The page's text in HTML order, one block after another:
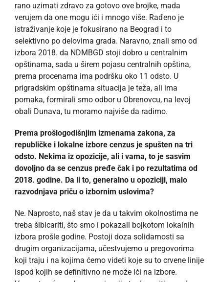
rano uzimati zdravo za gotovo ove brojke, mada
verujem da one mogu ići i mnogo više. Rađeno je
istraživanje koje je fokusirano na Beograd i to
selektivno po delovima grada. Naravno, znali smo od
izbora 2018. da NDMBGD stoji dobro u centralnim
opštinama, sada u širem pojasu centralnih opština,
prema procenama ima podršku oko 11 odsto. U
prigradskim opštinama situacija je teža, ali ima
pomaka, formirali smo odbor u Obrenovcu, na levoj
obali Dunava, tu moramo najviše da radimo.
Prema prošlogodišnjim izmenama zakona, za
republičke i lokalne izbore cenzus je spušten na tri
odsto. Nekima iz opozicije, ali i vama, to je sasvim
dovoljno da se cenzus pređe čak i po rezultatima od
2018. godine. Da li to, generalno u opoziciji, malo
razvodnjava priču o izbornim uslovima?
Ne. Naprosto, naš stav je da u takvim okolnostima ne
treba šibicariti, što smo i pokazali bojkotom lokalnih
izbora prošle godine. Postoji doza solidarnosti sa
drugim organizacijama, učestvujemo u pregovorima
koji traju i na kojima ćemo videti koje su to crvene linije
ispod kojih se definitivno ne može ići na izbore.